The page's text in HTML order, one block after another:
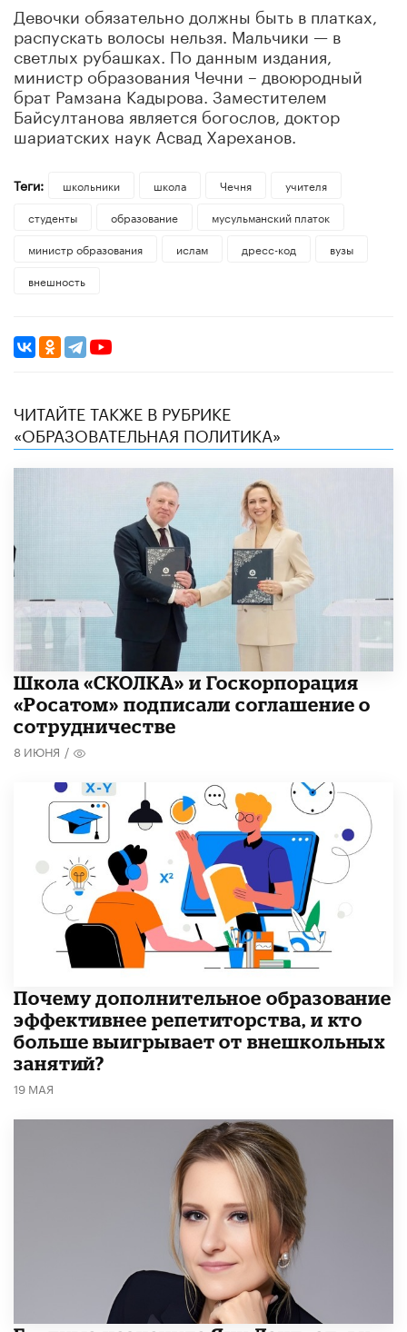
Девочки обязательно должны быть в платках,
распускать волосы нельзя. Мальчики — в
светлых рубашках. По данным издания,
министр образования Чечни – двоюродный
брат Рамзана Кадырова. Заместителем
Байсултанова является богослов, доктор
шариатских наук Асвад Хареханов.
Теги: школьники школа Чечня
учителя
студенты
образование
мусульманский платок
министр образования
ислам дресс-код
вузы
внешность
ЧИТАЙТЕ ТАКЖЕ В РУБРИКЕ
«ОБРАЗОВАТЕЛЬНАЯ ПОЛИТИКА»
Школа «СКОЛКА» и Госкорпорация
«Росатом» подписали соглашение о
сотрудничестве
8 ИЮНЯ /
​Почему дополнительное образование
эффективнее репетиторства, и кто
больше выигрывает от внешкольных
занятий?
19 МАЯ